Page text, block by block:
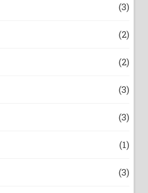
(3)
(2)
(2)
(3)
(3)
(1)
(3)